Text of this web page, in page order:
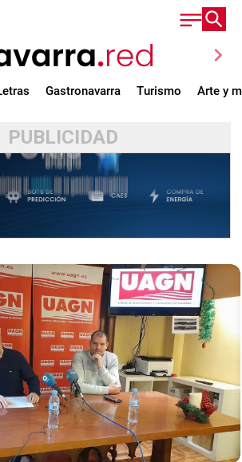
chevron_right
Gastronavarra Turismo Arte y
PUBLICIDAD